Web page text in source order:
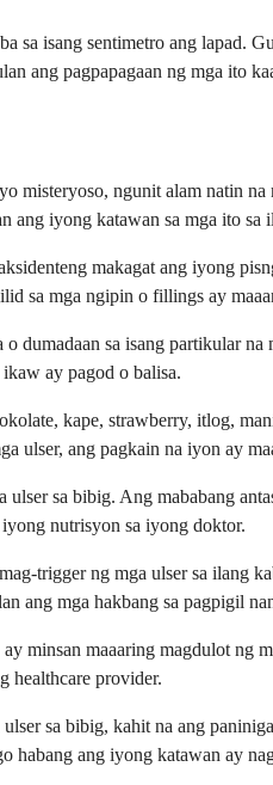
sa isang sentimetro ang
ang pagpapagaan ng mga ito
misteryoso, ngunit alam natin
ang iyong katawan sa mga ito sa
makagat ang iyong
sa mga ngipin o fillings ay
dumadaan sa isang partikular
ay pagod o balisa.
kape, strawberry, itlog,
ulser, ang pagkain na iyon ay
sa bibig. Ang mababang
nutrisyon sa iyong doktor.
trigger ng mga ulser sa
ang mga hakbang sa pagpigil
minsan maaaring magdulot ng
healthcare provider.
sa bibig, kahit na ang
ang iyong katawan ay